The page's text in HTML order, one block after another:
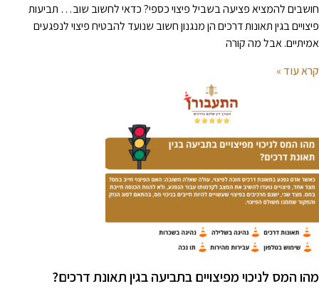
להמציא פציעה בשביל פיצוי כספי? כדאי לחשוב שוב… תביעות
בגין תאונות דרכים הן מנגנון חשוב שנועד להבטיח פיצוי לנפגעים
אבל מה קורה
עוד »
המס לניכוי מפיצויים בתביעה בגין תאונת דרכים?